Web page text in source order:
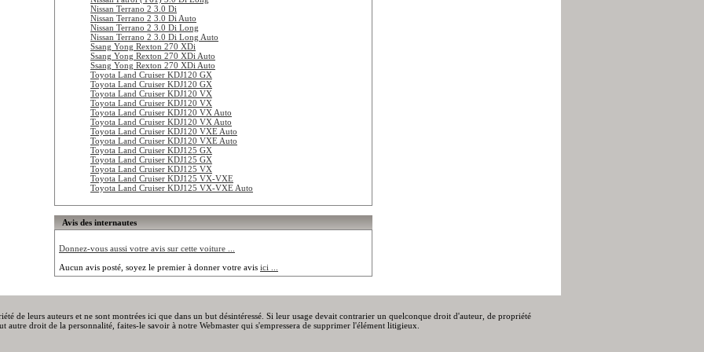
Nissan Terrano 2 3.0 Di
Nissan Terrano 2 3.0 Di Auto
Nissan Terrano 2 3.0 Di Long
Nissan Terrano 2 3.0 Di Long Auto
Ssang Yong Rexton 270 XDi
Ssang Yong Rexton 270 XDi Auto
Ssang Yong Rexton 270 XDi Auto
Toyota Land Cruiser KDJ120 GX
Toyota Land Cruiser KDJ120 GX
Toyota Land Cruiser KDJ120 VX
Toyota Land Cruiser KDJ120 VX
Toyota Land Cruiser KDJ120 VX Auto
Toyota Land Cruiser KDJ120 VX Auto
Toyota Land Cruiser KDJ120 VXE Auto
Toyota Land Cruiser KDJ120 VXE Auto
Toyota Land Cruiser KDJ125 GX
Toyota Land Cruiser KDJ125 GX
Toyota Land Cruiser KDJ125 VX
Toyota Land Cruiser KDJ125 VX-VXE
Toyota Land Cruiser KDJ125 VX-VXE Auto
Avis des internautes
Donnez-vous aussi votre avis sur cette voiture ...
Aucun avis posté, soyez le premier à donner votre avis ici ...
de leurs auteurs et ne sont montrées ici que dans un but désintéressé. Si leur usage devait contrarier un quelconque droit d'auteur, de propriété
autre droit de la personnalité, faites-le savoir à notre Webmaster qui s'empressera de supprimer l'élément litigieux.